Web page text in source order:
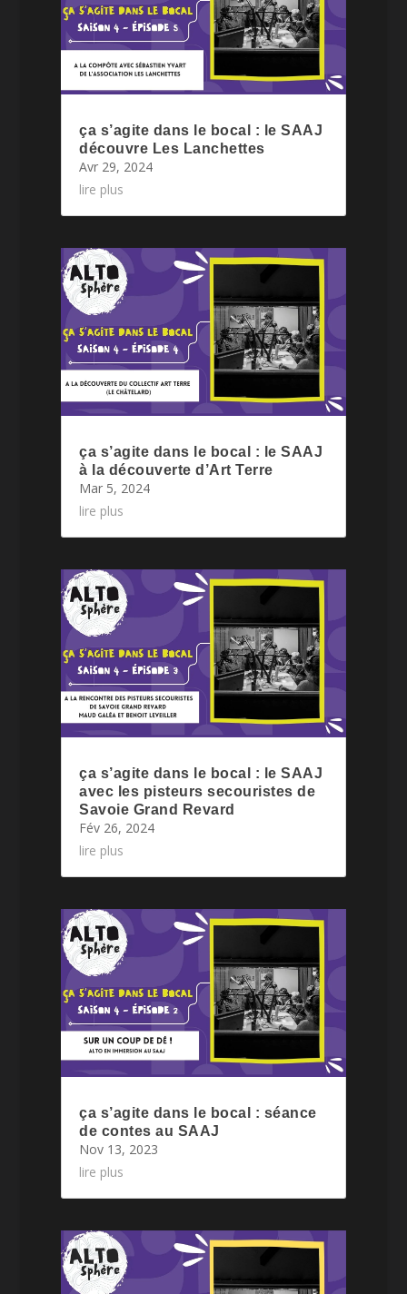
ça s’agite dans le bocal : le SAAJ
découvre Les Lanchettes
Avr 29, 2024
lire plus
ça s’agite dans le bocal : le SAAJ
à la découverte d’Art Terre
Mar 5, 2024
lire plus
ça s’agite dans le bocal : le SAAJ
avec les pisteurs secouristes de
Savoie Grand Revard
Fév 26, 2024
lire plus
ça s’agite dans le bocal : séance
de contes au SAAJ
Nov 13, 2023
lire plus